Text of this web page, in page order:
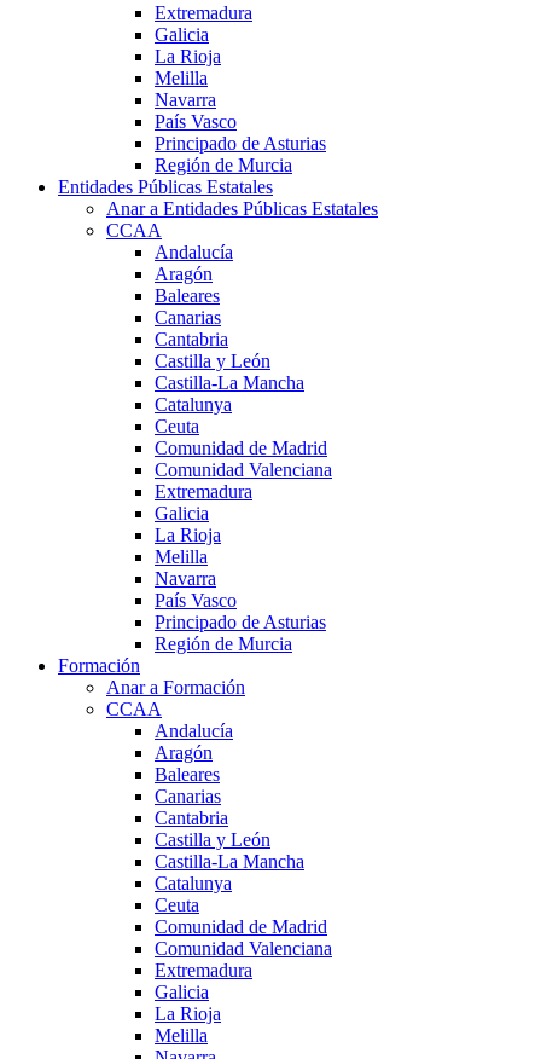
Extremadura
Galicia
La Rioja
Melilla
Navarra
País Vasco
Principado de Asturias
Región de Murcia
Entidades Públicas Estatales
Anar a Entidades Públicas Estatales
CCAA
Andalucía
Aragón
Baleares
Canarias
Cantabria
Castilla y León
Castilla-La Mancha
Catalunya
Ceuta
Comunidad de Madrid
Comunidad Valenciana
Extremadura
Galicia
La Rioja
Melilla
Navarra
País Vasco
Principado de Asturias
Región de Murcia
Formación
Anar a Formación
CCAA
Andalucía
Aragón
Baleares
Canarias
Cantabria
Castilla y León
Castilla-La Mancha
Catalunya
Ceuta
Comunidad de Madrid
Comunidad Valenciana
Extremadura
Galicia
La Rioja
Melilla